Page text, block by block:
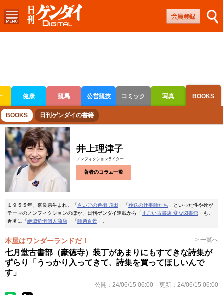
健康 競馬 公営競技 コミック 写真 BOOKS
ボートレース 競輪 オートレース
BOOKS 日刊ゲンダイの書籍
井上理津子
ノンフィクションライター
著者のコラム一覧
１９５５年、奈良県生まれ。「さいごの色街 飛田 」「葬送の仕事師たち 」といった性や死が
テーマのノンフィクションのほか、日刊ゲンダイ連載から「すごい古書店 変な図書館 」も。
近著に「絶滅危惧個人商店 」「師弟百景 」。
本屋はワンダーランドだ！ > 一覧へ
七月堂古書部（豪徳寺）装丁があまりにもすてきな詩集が
ずらり「うっかり入ってきて、詩集を買ってほしいんで
す」
公開： 24/06/15 06:00 更新： 24/06/15 06:00